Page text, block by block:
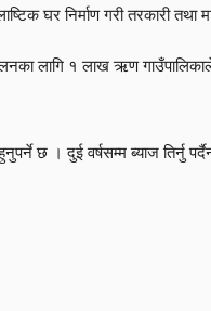
घर निर्माण गरी तरकारी
लागि १ लाख ऋण
छ । दुई वर्षसम्म ब्याज तिर्नु